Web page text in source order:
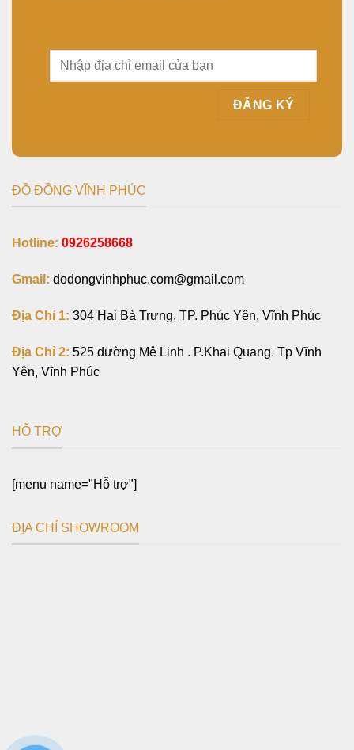
ĐỒ ĐỒNG VĨNH PHÚC
Hotline: 0926258668
Gmail: dodongvinhphuc.com@gmail.com
Địa Chỉ 1: 304 Hai Bà Trưng, TP. Phúc Yên, Vĩnh Phúc
Địa Chỉ 2: 525 đường Mê Linh . P.Khai Quang. Tp Vĩnh
Yên, Vĩnh Phúc
HỖ TRỢ
[menu name="Hỗ trợ"]
ĐỊA CHỈ SHOWROOM